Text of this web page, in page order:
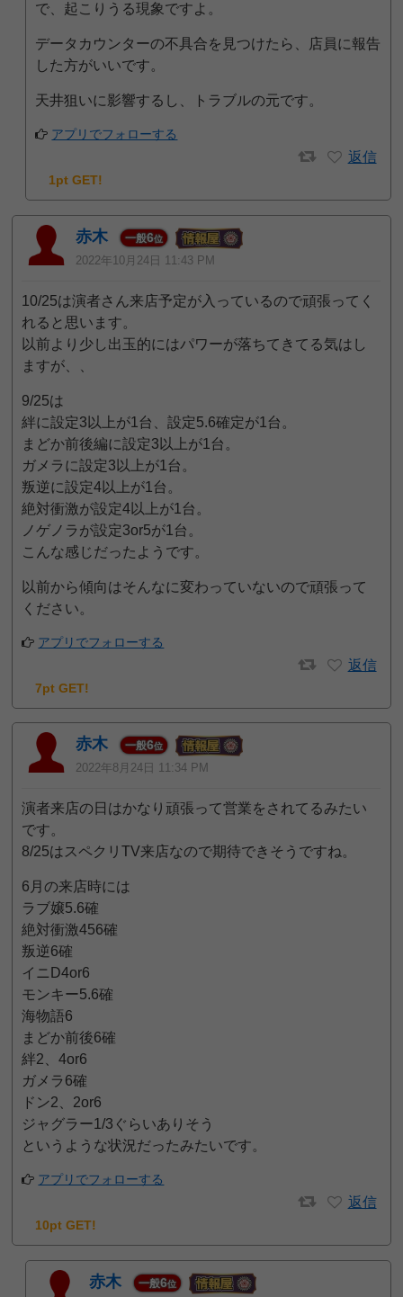
で、起こりうる現象ですよ。
データカウンターの不具合を見つけたら、店員に報告
した方がいいです。
天井狙いに影響するし、トラブルの元です。
アプリでフォローする
返信
1pt GET!
赤木 一般6位
2022年10月24日 11:43 PM
10/25は演者さん来店予定が入っているので頑張ってく
れると思います。
以前より少し出玉的にはパワーが落ちてきてる気はし
ますが、、
9/25は
絆に設定3以上が1台、設定5.6確定が1台。
まどか前後編に設定3以上が1台。
ガメラに設定3以上が1台。
叛逆に設定4以上が1台。
絶対衝激が設定4以上が1台。
ノゲノラが設定3or5が1台。
こんな感じだったようです。
以前から傾向はそんなに変わっていないので頑張って
ください。
アプリでフォローする
返信
7pt GET!
赤木 一般6位
2022年8月24日 11:34 PM
演者来店の日はかなり頑張って営業をされてるみたい
です。
8/25はスペクリTV来店なので期待できそうですね。
6月の来店時には
ラブ嬢5.6確
絶対衝激456確
叛逆6確
イニD4or6
モンキー5.6確
海物語6
まどか前後6確
絆2、4or6
ガメラ6確
ドン2、2or6
ジャグラー1/3ぐらいありそう
というような状況だったみたいです。
アプリでフォローする
返信
10pt GET!
赤木 一般6位